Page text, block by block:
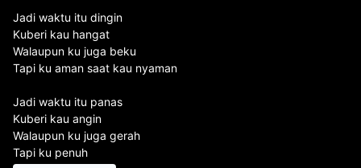
Jadi waktu itu dingin
Kuberi kau hangat
Walaupun ku juga beku
Tapi ku aman saat kau nyaman
Jadi waktu itu panas
Kuberi kau angin
Walaupun ku juga gerah
Tapi ku penuh